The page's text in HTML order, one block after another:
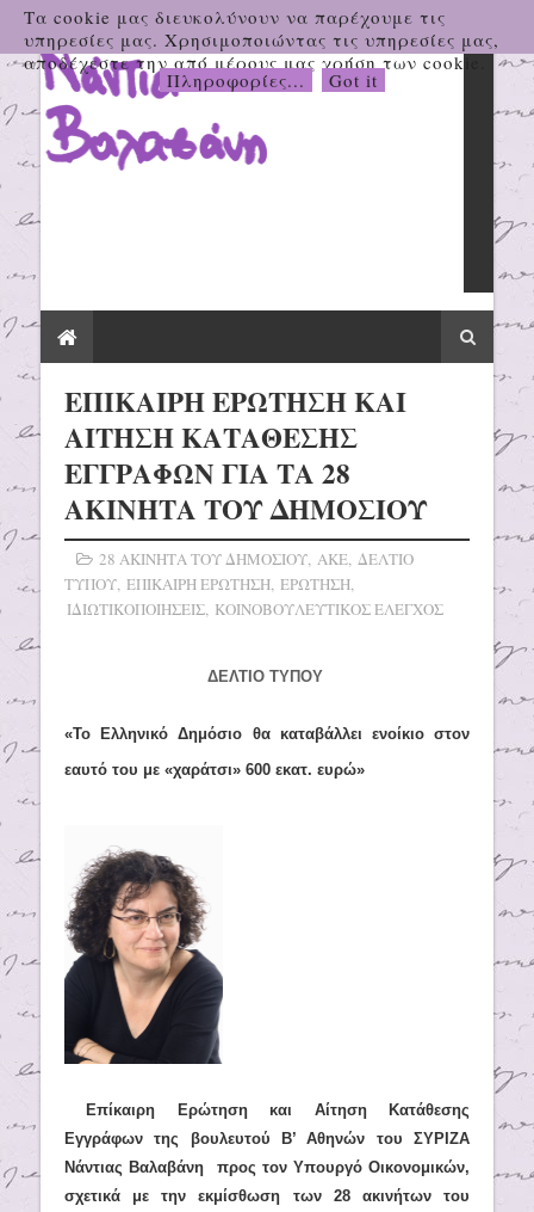
ΕΠΙΚΑΙΡΗ ΕΡΩΤΗΣΗ ΚΑΙ
ΑΙΤΗΣΗ ΚΑΤΑΘΕΣΗΣ
ΕΓΓΡΑΦΩΝ ΓΙΑ ΤΑ 28
ΑΚΙΝΗΤΑ ΤΟΥ ΔΗΜΟΣΙΟΥ
28 ΑΚΙΝΗΤΑ ΤΟΥ ΔΗΜΟΣΙΟΥ, ΑΚΕ, ΔΕΛΤΙΟ
ΤΥΠΟΥ, ΕΠΙΚΑΙΡΗ ΕΡΩΤΗΣΗ, ΕΡΩΤΗΣΗ,
ΙΔΙΩΤΙΚΟΠΟΙΗΣΕΙΣ, ΚΟΙΝΟΒΟΥΛΕΥΤΙΚΟΣ ΕΛΕΓΧΟΣ
ΔΕΛΤΙΟ ΤΥΠΟΥ
«Το Ελληνικό Δημόσιο θα καταβάλλει ενοίκιο στον
εαυτό του με «χαράτσι» 600 εκατ. ευρώ»
Επίκαιρη Ερώτηση και Αίτηση Κατάθεσης
Εγγράφων της βουλευτού Β’ Αθηνών του ΣΥΡΙΖΑ
Νάντιας Βαλαβάνη προς τον Υπουργό Οικονομικών,
σχετικά με την εκμίσθωση των 28 ακινήτων του
Τα cookie μας διευκολύνουν να παρέχουμε τις
υπηρεσίες μας. Χρησιμοποιώντας τις υπηρεσίες μας,
αποδέχεστε την από μέρους μας χρήση των cookie.
Πληροφορίες... Got it